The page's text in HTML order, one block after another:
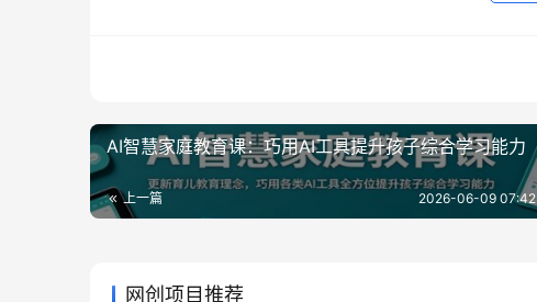
AI智慧家庭教育课：巧用AI工具提升孩子综合学习能力
上一篇 2026-06-09 07:42
网创项目推荐